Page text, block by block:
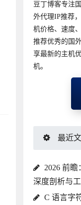
豆丁博客专注
外代理IP推荐
机价格、速度
推荐优秀的国
享最新的主机
机。
最近
2026 前
深度剖析与
C 语言字